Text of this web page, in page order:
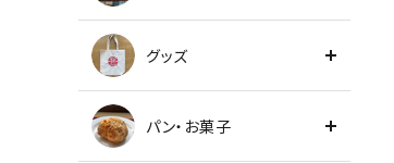
グッズ
パン・お菓子